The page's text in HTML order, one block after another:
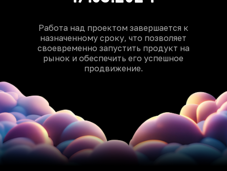
Работа над проектом завершается к
назначенному сроку, что позволяет
своевременно запустить продукт на
рынок и обеспечить его успешное
продвижение.